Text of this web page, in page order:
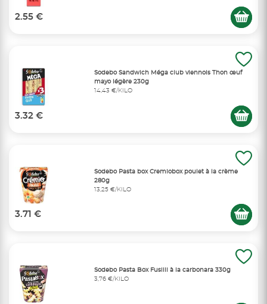
2.55 €
Sodebo Sandwich Méga club viennois Thon œuf
mayo légère 230g
14,43 €/KILO
3.32 €
Sodebo Pasta box Cremiobox poulet à la crème
280g
13,25 €/KILO
3.71 €
Sodebo Pasta Box Fusilli à la carbonara 330g
3,76 €/KILO